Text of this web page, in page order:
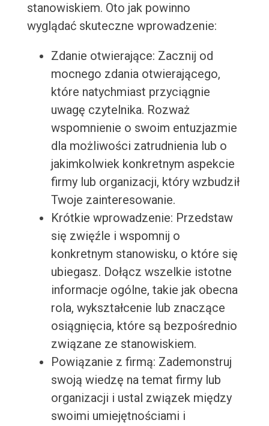
stanowiskiem. Oto jak powinno
wyglądać skuteczne wprowadzenie:
Zdanie otwierające: Zacznij od
mocnego zdania otwierającego,
które natychmiast przyciągnie
uwagę czytelnika. Rozważ
wspomnienie o swoim entuzjazmie
dla możliwości zatrudnienia lub o
jakimkolwiek konkretnym aspekcie
firmy lub organizacji, który wzbudził
Twoje zainteresowanie.
Krótkie wprowadzenie: Przedstaw
się zwięźle i wspomnij o
konkretnym stanowisku, o które się
ubiegasz. Dołącz wszelkie istotne
informacje ogólne, takie jak obecna
rola, wykształcenie lub znaczące
osiągnięcia, które są bezpośrednio
związane ze stanowiskiem.
Powiązanie z firmą: Zademonstruj
swoją wiedzę na temat firmy lub
organizacji i ustal związek między
swoimi umiejętnościami i